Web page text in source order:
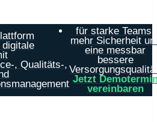
, Qualitäts-,
für starke Teams,
mehr Sicherheit
eine messbar
bessere
Jetzt
vereinbaren